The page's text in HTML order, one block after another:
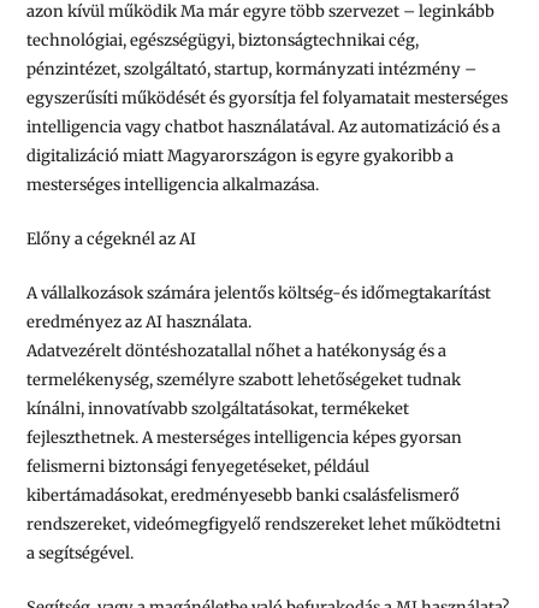
azon kívül működik Ma már egyre több szervezet – leginkább
technológiai, egészségügyi, biztonságtechnikai cég,
pénzintézet, szolgáltató, startup, kormányzati intézmény –
egyszerűsíti működését és gyorsítja fel folyamatait mesterséges
intelligencia vagy chatbot használatával. Az automatizáció és a
digitalizáció miatt Magyarországon is egyre gyakoribb a
mesterséges intelligencia alkalmazása.
Előny a cégeknél az AI
A vállalkozások számára jelentős költség-és időmegtakarítást
eredményez az AI használata.
Adatvezérelt döntéshozatallal nőhet a hatékonyság és a
termelékenység, személyre szabott lehetőségeket tudnak
kínálni, innovatívabb szolgáltatásokat, termékeket
fejleszthetnek. A mesterséges intelligencia képes gyorsan
felismerni biztonsági fenyegetéseket, például
kibertámadásokat, eredményesebb banki csalásfelismerő
rendszereket, videómegfigyelő rendszereket lehet működtetni
a segítségével.